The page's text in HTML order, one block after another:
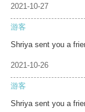
2021-10-27
游客
Shriya sent you a
2021-10-26
游客
Shriya sent you a